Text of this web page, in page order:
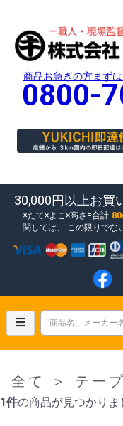
商品お急ぎの方まず
0800-
30,000円以上お買
たて×よこ×高さ=合計
関しては、
この限りでな
全て ＞ テー
1件の商品が見つかりま